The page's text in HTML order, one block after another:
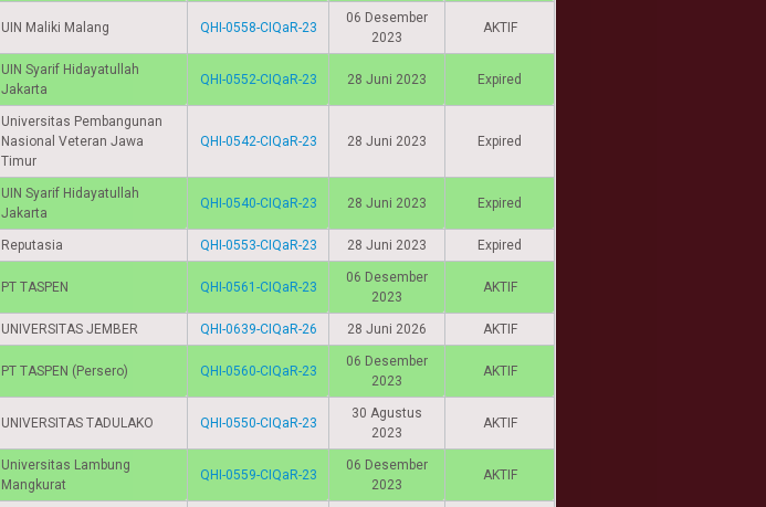
UIN Maliki Malang QHI-0558-CIQaR-23
06 Desember
2023
AKTIF
UIN Syarif Hidayatullah
Jakarta
QHI-0552-CIQaR-23 28 Juni 2023 Expired
Universitas Pembangunan
Nasional Veteran Jawa
Timur
QHI-0542-CIQaR-23 28 Juni 2023 Expired
UIN Syarif Hidayatullah
Jakarta
QHI-0540-CIQaR-23 28 Juni 2023 Expired
Reputasia QHI-0553-CIQaR-23 28 Juni 2023 Expired
PT TASPEN QHI-0561-CIQaR-23
06 Desember
2023
AKTIF
UNIVERSITAS JEMBER QHI-0639-CIQaR-26 28 Juni 2026 AKTIF
PT TASPEN (Persero) QHI-0560-CIQaR-23
06 Desember
2023
AKTIF
UNIVERSITAS TADULAKO QHI-0550-CIQaR-23
30 Agustus
2023
AKTIF
Universitas Lambung
Mangkurat
QHI-0559-CIQaR-23
06 Desember
2023
AKTIF